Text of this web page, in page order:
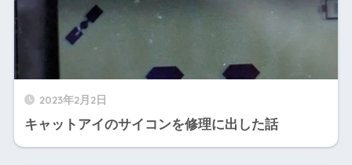
2023年2月2日
キャットアイのサイコンを修理に出した話